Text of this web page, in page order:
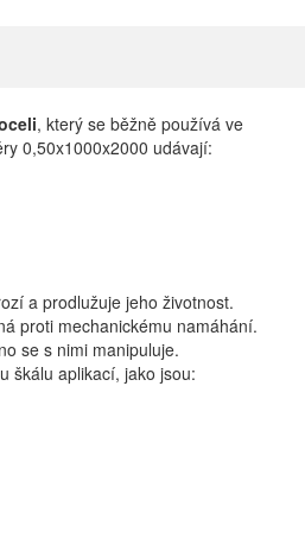
, který se běžně používá ve
0,50x1000x2000 udávají:
a prodlužuje jeho životnost.
proti mechanickému namáhání.
se s nimi manipuluje.
škálu aplikací, jako jsou: